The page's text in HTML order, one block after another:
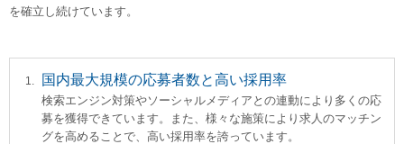
を確立し続けています。
国内最大規模の応募者数と高い採用率
検索エンジン対策やソーシャルメディアとの連動により多くの応
募を獲得できています。また、様々な施策により求人のマッチン
グを高めることで、高い採用率を誇っています。